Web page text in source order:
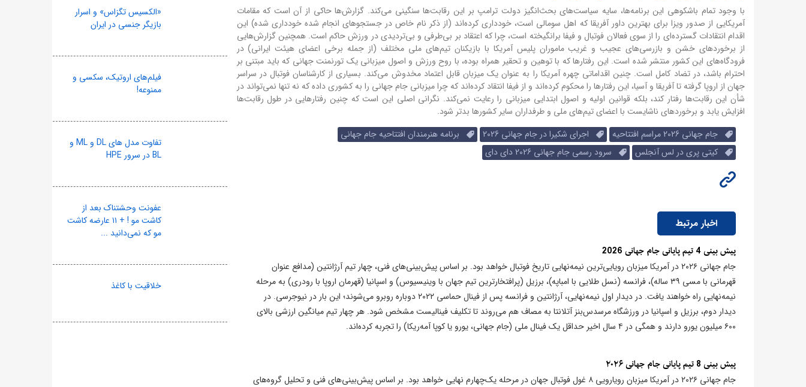
با وجود تمام باشکوهی این برنامه‌ها، سایه سیاست‌های بحث‌انگیز دولت ترامپ بر این رقابت‌ها سنگینی می‌کند. گزارش‌ها حاکی از آن است که مقامات
آمریکایی از صدور ویزا برای بهترین داور آفریقا که اهل سومالی است، خودداری کرده‌اند (از ذکر نام خاص در جستجوهای انجام شده خودداری شده) این
اقدام انتقادات گسترده‌ای را از سوی فعالان فوتبال و فیفا برانگیخته است، چرا که اعتقاد بر بی‌طرفی و بی‌تردیدی در ورزش حاکم است. همچنین گزارش‌هایی
از برخوردهای خشن و بازرسی‌های عجیب و غریب ماموران پلیس آمریکا با بازیکنان تیم‌های ملی مختلف (از جمله برخی اعضای هیئت ایرانی) در
فرودگاه‌های این کشور منتشر شده است. این رفتارها که با توهین و تحقیر همراه بوده، با روح ورزش و اصول میزبانی یک تورنمنت جهانی که باید مبتنی بر
احترام باشد، در تضاد کامل است. چنین اقداماتی چهره آمریکا را به عنوان یک میزبان قابل اعتماد مخدوش می‌کند. بسیاری از کارشناسان فوتبال در سراسر
جهان از اروپا گرفته تا آفریقا و آسیا، این رفتارها را محکوم کرده‌اند و از فیفا انتقاد کرده‌اند که چرا میزبانی جام جهانی را به کشوری داده که نه تنها نمی‌تواند در
شأن این رقابت‌ها رفتار کند، بلکه قوانین اولیه و اصول ابتدایی میزبانی را رعایت نمی‌کند. نگرانی اصلی این است که چنین رفتارهایی در طول رقابت‌ها
افزایش یابد و برخوردهای ناشایست با اعضای تیم‌های ملی و طرفداران سایر کشورها بدتر شود.
جام جهانی 2026 مراسم افتتاحیه
اجرای شکیرا در جام جهانی 2026
برنامه هنرمندان افتتاحیه جام جهانی
کیتی پری در لس آنجلس
سرود رسمی جام جهانی 2026 دای دای
اخبار مرتبط
پیش بینی 4 تیم پایانی جام جهانی 2026
جام جهانی ۲۰۲۶ در آمریکا میزبان رویایی‌ترین نیمه‌نهایی تاریخ فوتبال خواهد بود. بر اساس پیش‌بینی‌های فنی، چهار تیم آرژانتین (مدافع عنوان
قهرمانی با مسی ۳۹ ساله)، فرانسه (نسل طلایی با امباپه)، برزیل (پرافتخارترین تیم جهان با وینیسیوس) و اسپانیا (قهرمان اروپا با رودری) به مرحله
نیمه‌نهایی راه خواهند یافت. در دیدار اول نیمه‌نهایی، آرژانتین و فرانسه پس از فینال حماسی ۲۰۲۲ دوباره روبرو می‌شوند؛ این بار در نیوجرسی. در
دیدار دوم، برزیل و اسپانیا در ورزشگاه مرسدس‌بنز آتلانتا به مصاف هم می‌روند تا تکلیف فینالیست مشخص شود. هر چهار تیم میانگین ارزشی بالای
۶۰۰ میلیون یورو دارند و همگی در ۴ سال اخیر حداقل یک فینال ملی (جام جهانی، یورو یا کوپا آمه‌ریکا) را تجربه کرده‌اند.
پیش بینی 8 تیم پایانی جام جهانی ۲۰۲۶
جام جهانی ۲۰۲۶ در آمریکا میزبان رویارویی ۸ غول فوتبال جهان در مرحله یک‌چهارم نهایی خواهد بود. بر اساس پیش‌بینی‌های فنی و تحلیل گروه‌های
«الکسیس تگزاس» و اسرار
بازیگر جنسی در ایران
فیلم‌های اروتیک، سکسی و
ممنوعه!
تفاوت مدل های DL و ML و
BL در سرور HPE
عفونت وحشتناک بعد از
کاشت مو ! + ۱۱ عارضه کاشت
مو که نمی‌دانید ...
خلاقیت با کاغذ